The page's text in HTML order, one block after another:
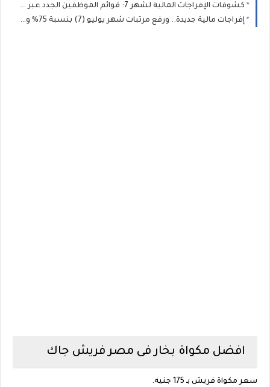
كشوفات الإفراجات المالية لشهر 7: قوائم الموظفين الجدد عبر منظومة "راتبك لحظي" بجميع القطاعات والبلديات
إفراجات مالية جديدة.. ورفع مرتبات شهر يوليو (7) بنسبة 75% وصرف العلاوة السنوية وتغييرات المسار لعدد من الموظفين
افضل مكواة بخار فى مصر فريش جاك
سعر مكواة فريش بـ 175 جنيه.